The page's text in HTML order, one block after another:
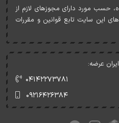
حسب مورد دارای مجوزهای لازم از
اين سايت تابع قوانين و مقررات
عرضه:
۰۴۱۴۲۲۷۳۷۸۱
۰۹۲۱۶۴۲۶۳۸۴